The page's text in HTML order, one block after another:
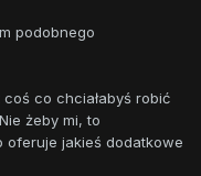
podobnego
co chciałabyś robić
żeby mi, to
oferuje jakieś dodatkowe